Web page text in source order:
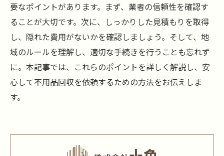
要なポイントがあります。まず、業者の信頼性を確認す
ることが大切です。次に、しっかりした見積もりを取得
し、隠れた費用がないかを確認しましょう。そして、地
域のルールを理解し、適切な手続きを行うことも忘れず
に。本記事では、これらのポイントを詳しく解説し、安
心して不用品回収を依頼するための方法をお伝えしま
す。